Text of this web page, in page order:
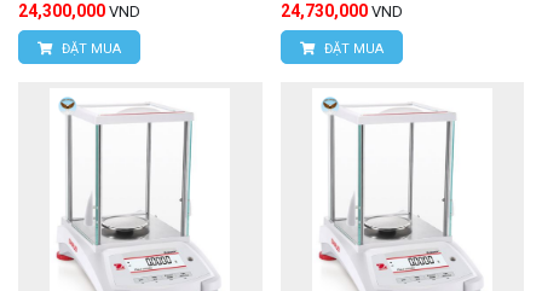
24,300,000 VND
ĐẶT MUA
24,730,000 VND
ĐẶT MUA